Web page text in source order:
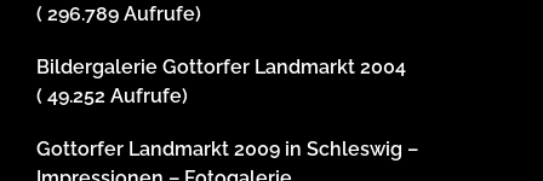
( 296.789 Aufrufe)
Bildergalerie Gottorfer Landmarkt 2004
( 49.252 Aufrufe)
Gottorfer Landmarkt 2009 in Schleswig –